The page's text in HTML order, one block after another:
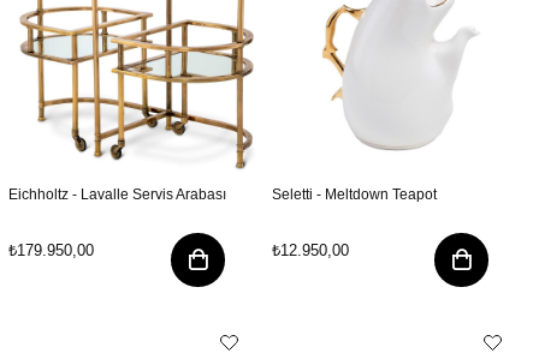
Eichholtz - Lavalle Servis Arabası
₺179.950,00
Seletti - Meltdown Teapot
₺12.950,00